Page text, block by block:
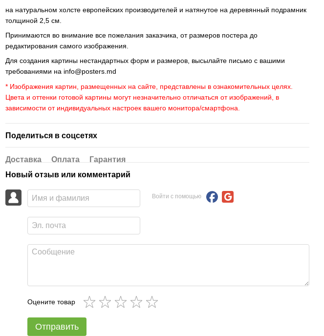
на натуральном холсте европейских производителей и натянутое на деревянный подрамник
толщиной 2,5 см.
Принимаются во внимание все пожелания заказчика, от размеров постера до
редактирования самого изображения.
Для создания картины нестандартных форм и размеров, высылайте письмо c вашими
требованиями на info@posters.md
* Изображения картин, размещенных на сайте, представлены в ознакомительных целях.
Цвета и оттенки готовой картины могут незначительно отличаться от изображений, в
зависимости от индивидуальных настроек вашего монитора/смартфона.
Поделиться в соцсетях
Доставка Оплата
Гарантия
Новый отзыв или комментарий
Войти с помощью
Оцените товар
Отправить